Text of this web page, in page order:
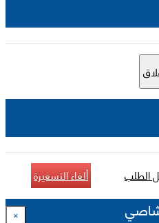
الطلب ألغاء التسعيرة
×